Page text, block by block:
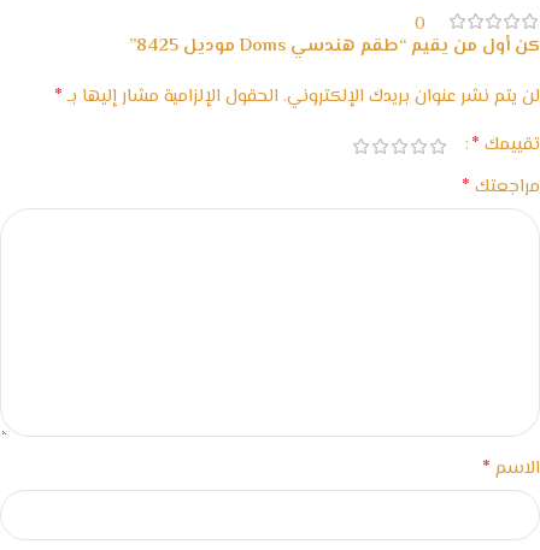
0
كن أول من يقيم “طقم هندسي Doms موديل 8425”
لن يتم نشر عنوان بريدك الإلكتروني. الحقول الإلزامية مشار إليها بـ*
تقييمك *
مراجعتك *
الاسم *